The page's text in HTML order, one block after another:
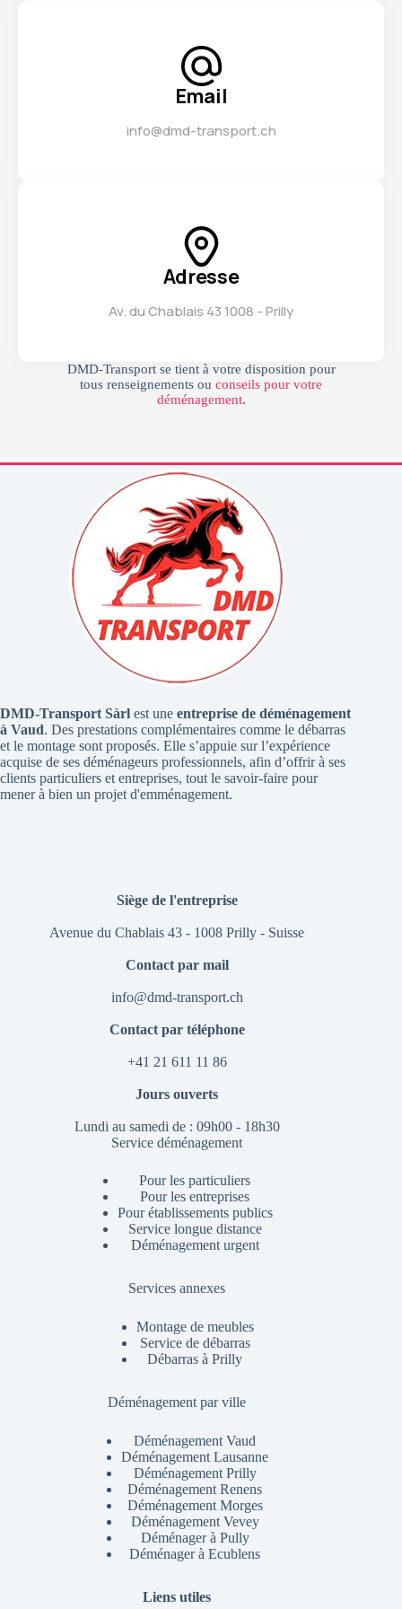
Email
info@dmd-transport.ch
Adresse
Av. du Chablais 43 1008 - Prilly
DMD-Transport se tient à votre disposition pour
tous renseignements ou conseils pour votre
déménagement.
DMD-Transport Sàrl est une entreprise de déménagement
à Vaud. Des prestations complémentaires comme le débarras
et le montage sont proposés. Elle s’appuie sur l’expérience
acquise de ses déménageurs professionnels, afin d’offrir à ses
clients particuliers et entreprises, tout le savoir-faire pour
mener à bien un projet d'emménagement.
Siège de l'entreprise
Avenue du Chablais 43 - 1008 Prilly - Suisse
Contact par mail
info@dmd-transport.ch
Contact par téléphone
+41 21 611 11 86
Jours ouverts
Lundi au samedi de : 09h00 - 18h30
Service déménagement
Pour les particuliers
Pour les entreprises
Pour établissements publics
Service longue distance
Déménagement urgent
Services annexes
Montage de meubles
Service de débarras
Débarras à Prilly
Déménagement par ville
Déménagement Vaud
Déménagement Lausanne
Déménagement Prilly
Déménagement Renens
Déménagement Morges
Déménagement Vevey
Déménager à Pully
Déménager à Ecublens
Liens utiles